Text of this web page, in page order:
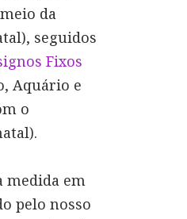
da
seguidos
Fixos
Aquário e
o
medida em
pelo nosso